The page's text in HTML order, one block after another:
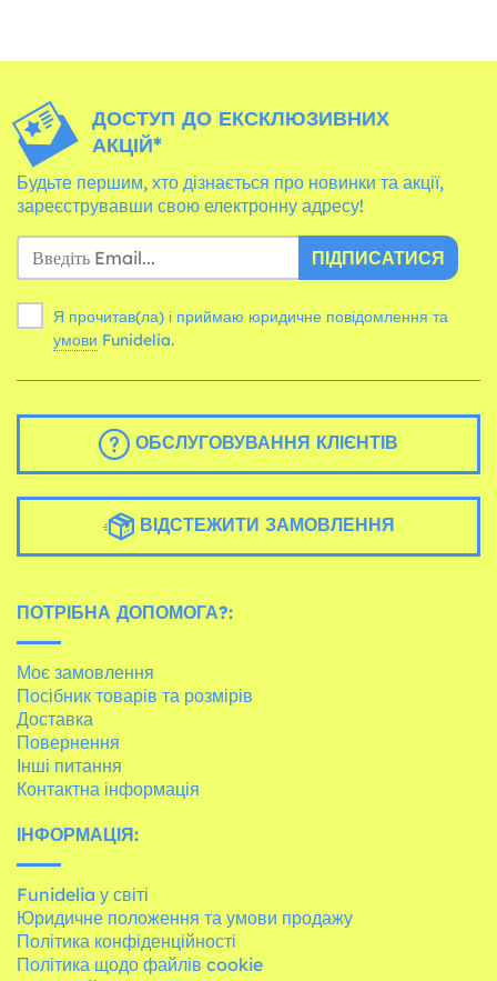
ДОСТУП ДО ЕКСКЛЮЗИВНИХ
АКЦІЙ*
Будьте першим, хто дізнається про новинки та акції,
зареєструвавши свою електронну адресу!
ПІДПИСАТИСЯ
Я прочитав(ла) і приймаю юридичне повідомлення та
умови Funidelia.
ОБСЛУГОВУВАННЯ КЛІЄНТІВ
ВІДСТЕЖИТИ ЗАМОВЛЕННЯ
ПОТРІБНА ДОПОМОГА?:
Моє замовлення
Посібник товарів та розмірів
Доставка
Повернення
Інші питання
Контактна інформація
ІНФОРМАЦІЯ:
Funidelia у світі
Юридичне положення та умови продажу
Політика конфіденційності
Політика щодо файлів cookie